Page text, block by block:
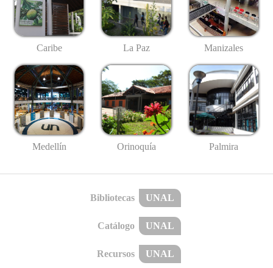
Caribe La Paz Manizales
Medellín Orinoquía Palmira
Bibliotecas UNAL
Catálogo UNAL
Recursos UNAL